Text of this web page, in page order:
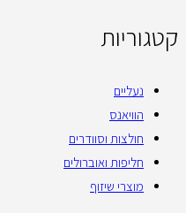
קטגוריות
נעליים
הוויאנס
חולצות וסוודרים
חליפות ואוברולים
מוצרי שיזוף